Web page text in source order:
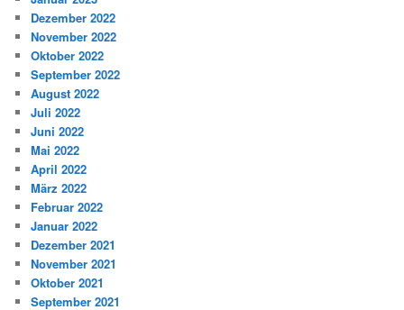
Dezember 2022
November 2022
Oktober 2022
September 2022
August 2022
Juli 2022
Juni 2022
Mai 2022
April 2022
März 2022
Februar 2022
Januar 2022
Dezember 2021
November 2021
Oktober 2021
September 2021